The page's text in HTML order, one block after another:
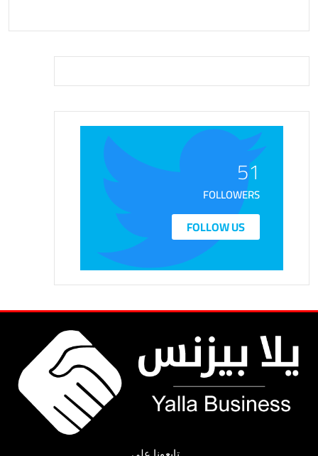
51
FOLLOWERS
FOLLOW US
تابعونا على